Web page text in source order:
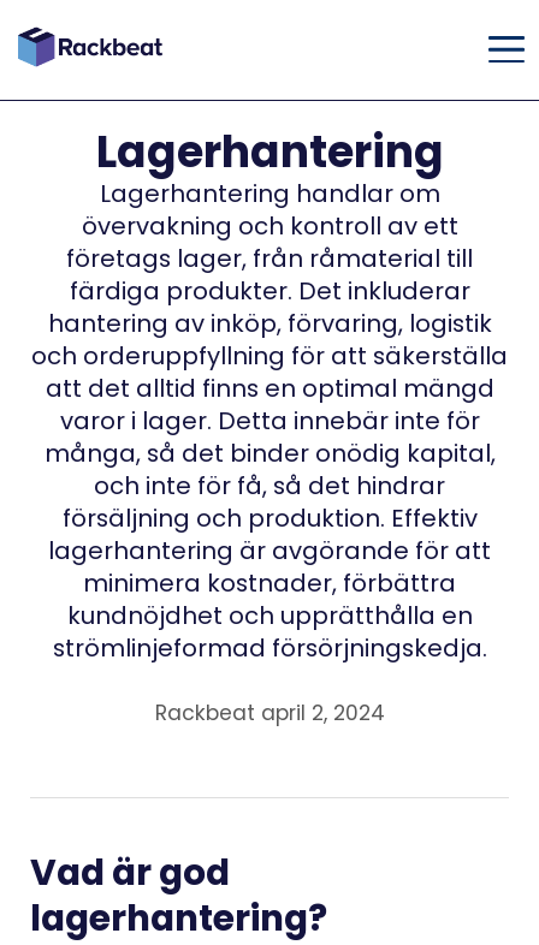
Lagerhantering
Lagerhantering handlar om
övervakning och kontroll av ett
företags lager, från råmaterial till
färdiga produkter. Det inkluderar
hantering av inköp, förvaring, logistik
och orderuppfyllning för att säkerställa
att det alltid finns en optimal mängd
varor i lager. Detta innebär inte för
många, så det binder onödig kapital,
och inte för få, så det hindrar
försäljning och produktion. Effektiv
lagerhantering är avgörande för att
minimera kostnader, förbättra
kundnöjdhet och upprätthålla en
strömlinjeformad försörjningskedja.
Rackbeat april 2, 2024
Vad är god
lagerhantering?